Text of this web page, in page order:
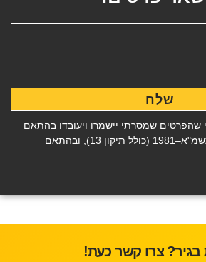
שהפרטים שמסרתי יישמרו ויעובדו בהתאם
לחוק הגנת הפרטיות, התשמ"א–1981 (כולל תיקון 13), ובהתאם
שלח
בגיר? צרו קשר כעת!